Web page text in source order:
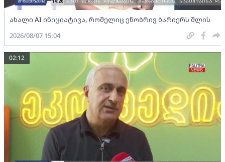
ახალი AI ინიციატივა, რომელიც ენობრივ ბარიერს შლის
2026/08/07 15:04
02:12